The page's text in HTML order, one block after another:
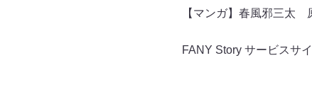
【マンガ】春風邪三太
FANY Story サービスサ